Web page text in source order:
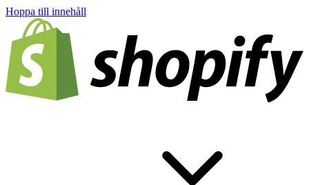
Hoppa till innehåll